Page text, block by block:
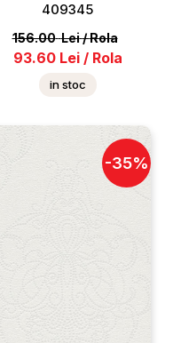
409345
156.00 Lei/Rola
93.60 Lei / Rola
in stoc
-35%